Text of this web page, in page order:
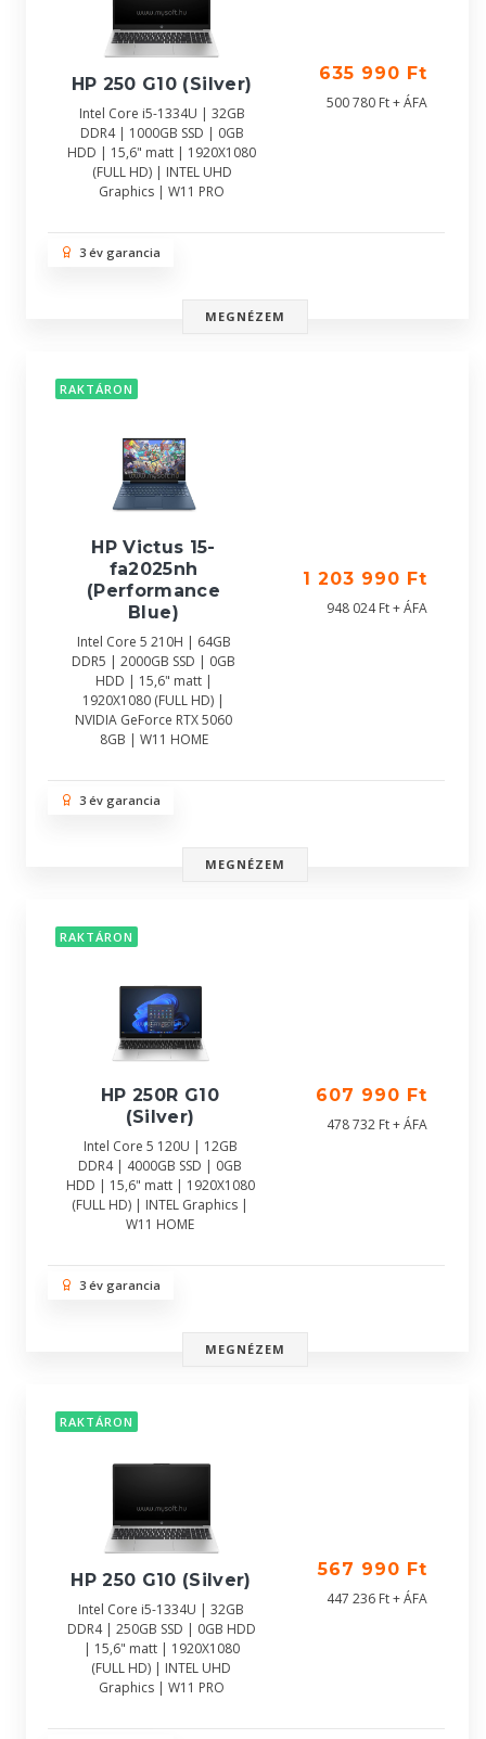
HP 250 G10 (Silver)
Intel Core i5-1334U | 32GB
DDR4 | 1000GB SSD | 0GB
HDD | 15,6" matt | 1920X1080
(FULL HD) | INTEL UHD
Graphics | W11 PRO
635 990 Ft
500 780 Ft + ÁFA
3 év garancia
MEGNÉZEM
RAKTÁRON
HP Victus 15-
fa2025nh
(Performance
Blue)
Intel Core 5 210H | 64GB
DDR5 | 2000GB SSD | 0GB
HDD | 15,6" matt |
1920X1080 (FULL HD) |
NVIDIA GeForce RTX 5060
8GB | W11 HOME
1 203 990 Ft
948 024 Ft + ÁFA
3 év garancia
MEGNÉZEM
RAKTÁRON
HP 250R G10
(Silver)
Intel Core 5 120U | 12GB
DDR4 | 4000GB SSD | 0GB
HDD | 15,6" matt | 1920X1080
(FULL HD) | INTEL Graphics |
W11 HOME
607 990 Ft
478 732 Ft + ÁFA
3 év garancia
MEGNÉZEM
RAKTÁRON
HP 250 G10 (Silver)
Intel Core i5-1334U | 32GB
DDR4 | 250GB SSD | 0GB HDD
| 15,6" matt | 1920X1080
(FULL HD) | INTEL UHD
Graphics | W11 PRO
567 990 Ft
447 236 Ft + ÁFA